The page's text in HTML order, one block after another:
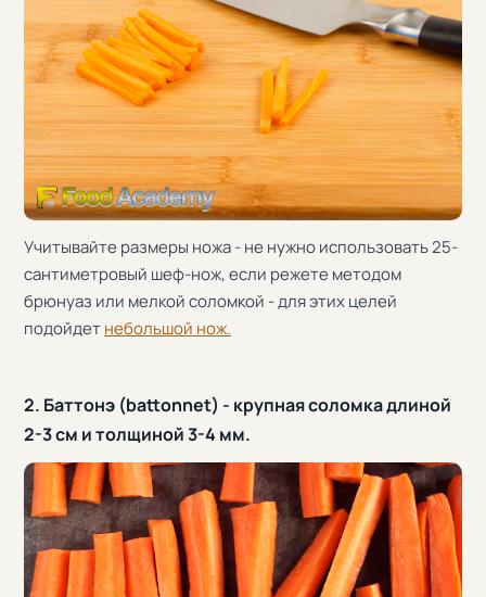
Учитывайте размеры ножа - не нужно использовать 25-
сантиметровый шеф-нож, если режете методом
брюнуаз или мелкой соломкой - для этих целей
подойдетнебольшой нож.
2. Баттонэ (battonnet) - крупная соломка длиной
2-3 см и толщиной 3-4 мм.